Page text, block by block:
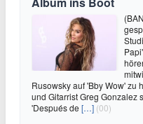
Rusowsky auf 'Bby Wow' zu
und Gitarrist Greg Gonzalez
'Después de […] (00)